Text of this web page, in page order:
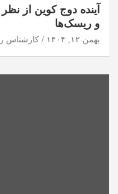
آینده دوج کوین از
و ریسک‌ها
بهمن ۱۲, ۱۴۰۴ کارشناس